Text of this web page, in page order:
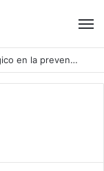
Inteligencia Artificial: Un aliado estratégico en la prevención del acoso y la violencia laboral bajo la Ley Karin